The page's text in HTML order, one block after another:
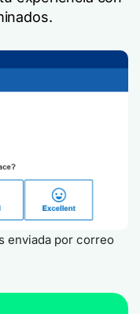
enviada por correo